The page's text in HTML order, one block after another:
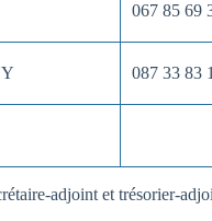
067 85 69
087 33 83
adjoint et trésorier-